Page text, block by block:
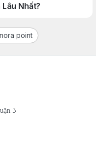
Nhất?
point
3